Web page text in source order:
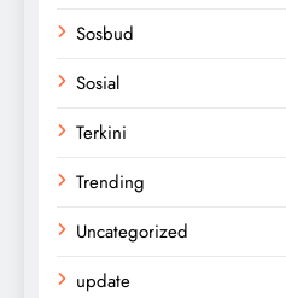
Sosbud
Sosial
Terkini
Trending
Uncategorized
update